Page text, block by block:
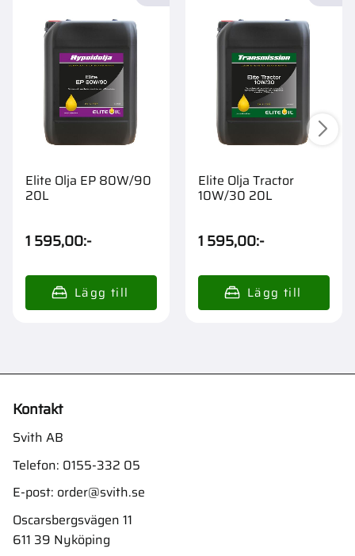
Elite Olja EP 80W/90
20L
1 595,00:-
Elite Olja Tractor
10W/30 20L
1 595,00:-
Kontakt
Svith AB
Telefon: 0155-332 05
E-post: order@svith.se
Oscarsbergsvägen 11
611 39 Nyköping